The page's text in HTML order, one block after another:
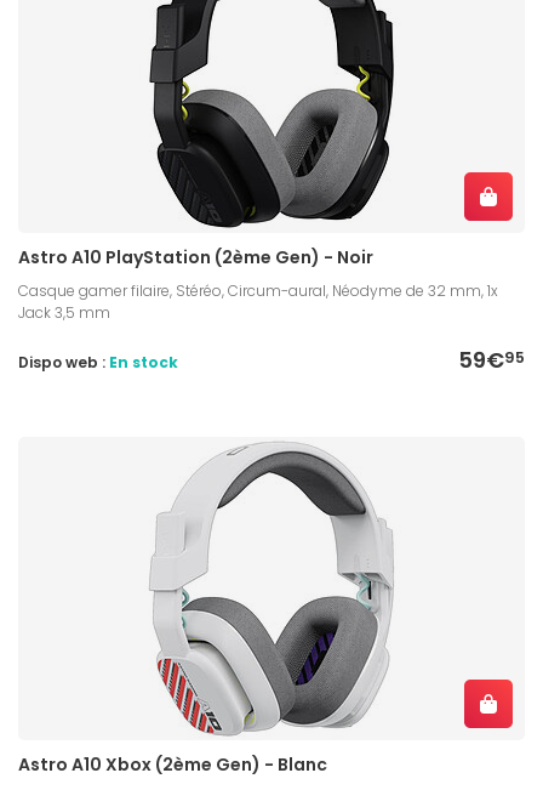
Astro A10 PlayStation (2ème Gen) - Noir
Casque gamer filaire, Stéréo, Circum-aural, Néodyme de 32 mm, 1x
Jack 3,5 mm
59€95
Dispo web : En stock
Astro A10 Xbox (2ème Gen) - Blanc